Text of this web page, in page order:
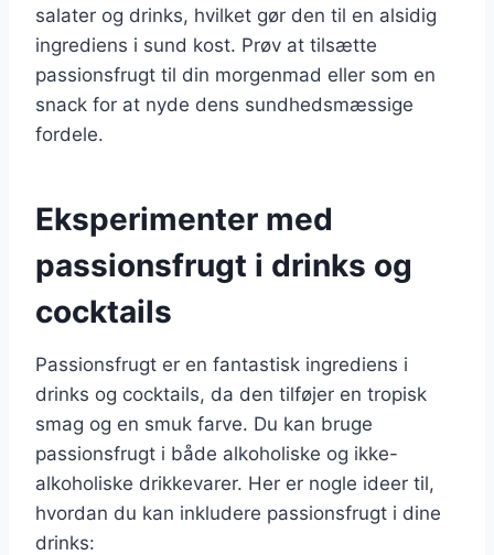
salater og drinks, hvilket gør den til en alsidig
ingrediens i sund kost. Prøv at tilsætte
passionsfrugt til din morgenmad eller som en
snack for at nyde dens sundhedsmæssige
fordele.
Eksperimenter med
passionsfrugt i drinks og
cocktails
Passionsfrugt er en fantastisk ingrediens i
drinks og cocktails, da den tilføjer en tropisk
smag og en smuk farve. Du kan bruge
passionsfrugt i både alkoholiske og ikke-
alkoholiske drikkevarer. Her er nogle ideer til,
hvordan du kan inkludere passionsfrugt i dine
drinks: